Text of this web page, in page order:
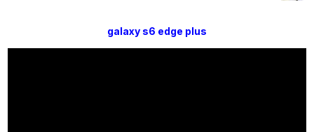
galaxy s6 edge plus